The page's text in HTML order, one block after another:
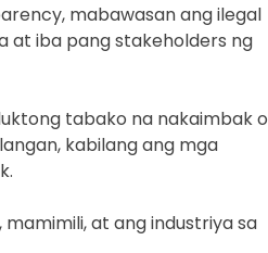
mabawasan ang ilegal
at iba pang stakeholders ng
tabako na nakaimbak o
kabilang ang mga
at ang industriya sa